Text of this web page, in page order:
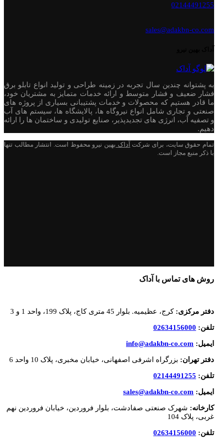
02144491255
sales@adakbn-co.com
به پشتوانه چندین سال تجربه در زمینه طراحی و تولید انواع تابلو برق
فشار ضعیف و فشار متوسط و ارائه خدمات متمایز به مشتریان خود،
ما قادر هستیم که محصولات و خدمات پشتیبانی بسیاری از پروژه های
صنعتی و تجاری شامل انواع نیروگاه ها، پالایشگاه ها، سیستم های آب
و تصفیه آب، انرژی های تجدیدپذیر، صنایع تولیدی و ساختمان ها را ارائه
دهیم.
تمام حقوق سایت، برای شرکت آداک بهین نیرو محفوظ است. انتشار مطالب تنها
با ذکر منبع مجاز است.
روش های تماس با آداک
دفتر مرکزی: کرج، عظیمیه. بلوار 45 متری کاج، پلاک 199، واحد 1 و 3
تلفن: 02634156000
ایمیل: info@adakbn-co.com
دفتر تهران: بزرگراه اشرفی اصفهانی، خیابان مخبری، پلاک 10 واحد 6
تلفن: 02144491255
ایمیل: sales@adakbn-co.com
کارخانه: شهرک صنعتی صفادشت، بلوار فروردین، خیابان فروردین نهم
غربی، پلاک 104
تلفن: 02634156000